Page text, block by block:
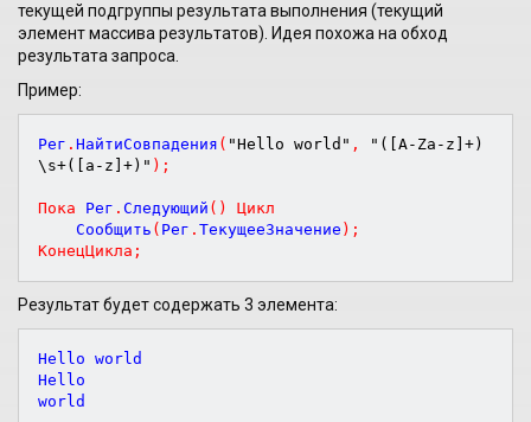
текущей подгруппы результата выполнения (текущий
элемент массива результатов). Идея похожа на обход
результата запроса.
Пример:
Рег . НайтиСовпадения ( "Hello world" ,
"([A-Za-z]+)
\s+([a-z]+)" ) ;
Пока Рег . Следующий ( )
Цикл
    Сообщить
( Рег . ТекущееЗначение ) ;
КонецЦикла ;
Результат будет содержать 3 элемента:
Hello world
Hello